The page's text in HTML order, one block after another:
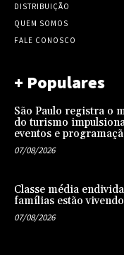
DISTRIBUIÇÃO
QUEM SOMOS
FALE CONOSCO
+ Populares
São Paulo registra o
do turismo
eventos e
07/08/2026
Classe média
famílias estão
07/08/2026